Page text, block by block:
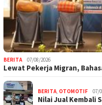
BERITA 07/08/2026
Lewat Pekerja Migran,
BERITA, OTOMOTIF 07/
Nilai Jual Kembali